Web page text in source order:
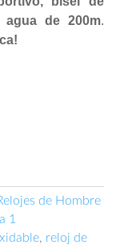
de 200m.
de Hombre
1
, reloj de